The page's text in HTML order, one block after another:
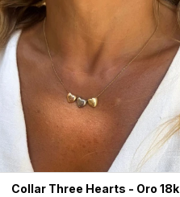
Collar Three Hearts - Oro 18k